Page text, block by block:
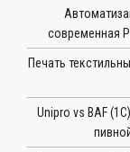
современная
Печать
Unipro vs BAF